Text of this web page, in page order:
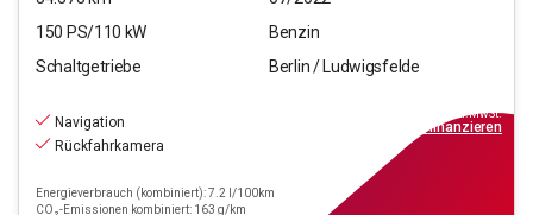
150 PS/110 kW
Benzin
Schaltgetriebe
Berlin / Ludwigsfelde
Navigation
Rückfahrkamera
Energieverbrauch (kombiniert): 7.2 l/100km
CO₂-Emissionen kombiniert: 163 g/km
inkl.MwSt.
finanzieren